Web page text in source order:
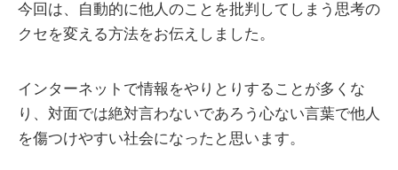
今回は、自動的に他人のことを批判してしまう思考の
クセを変える方法をお伝えしました。
インターネットで情報をやりとりすることが多くな
り、対面では絶対言わないであろう心ない言葉で他人
を傷つけやすい社会になったと思います。